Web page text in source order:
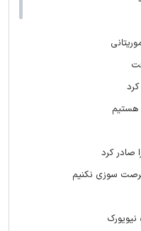
هستیم
صادر کرد
سوزی نکنیم